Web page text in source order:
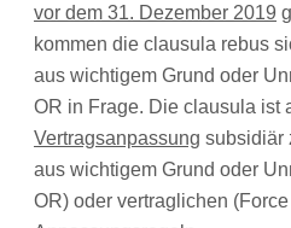
vor dem 31. Dezember 2019
kommen die clausula rebus
aus wichtigem Grund oder
OR in Frage. Die clausula ist
Vertragsanpassung subsidiär
aus wichtigem Grund oder
OR) oder vertraglichen